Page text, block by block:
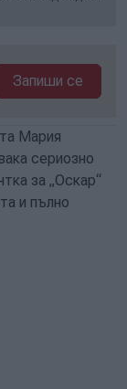
Запиши се
Мария
сериозно
за „Оскар“
и пълно